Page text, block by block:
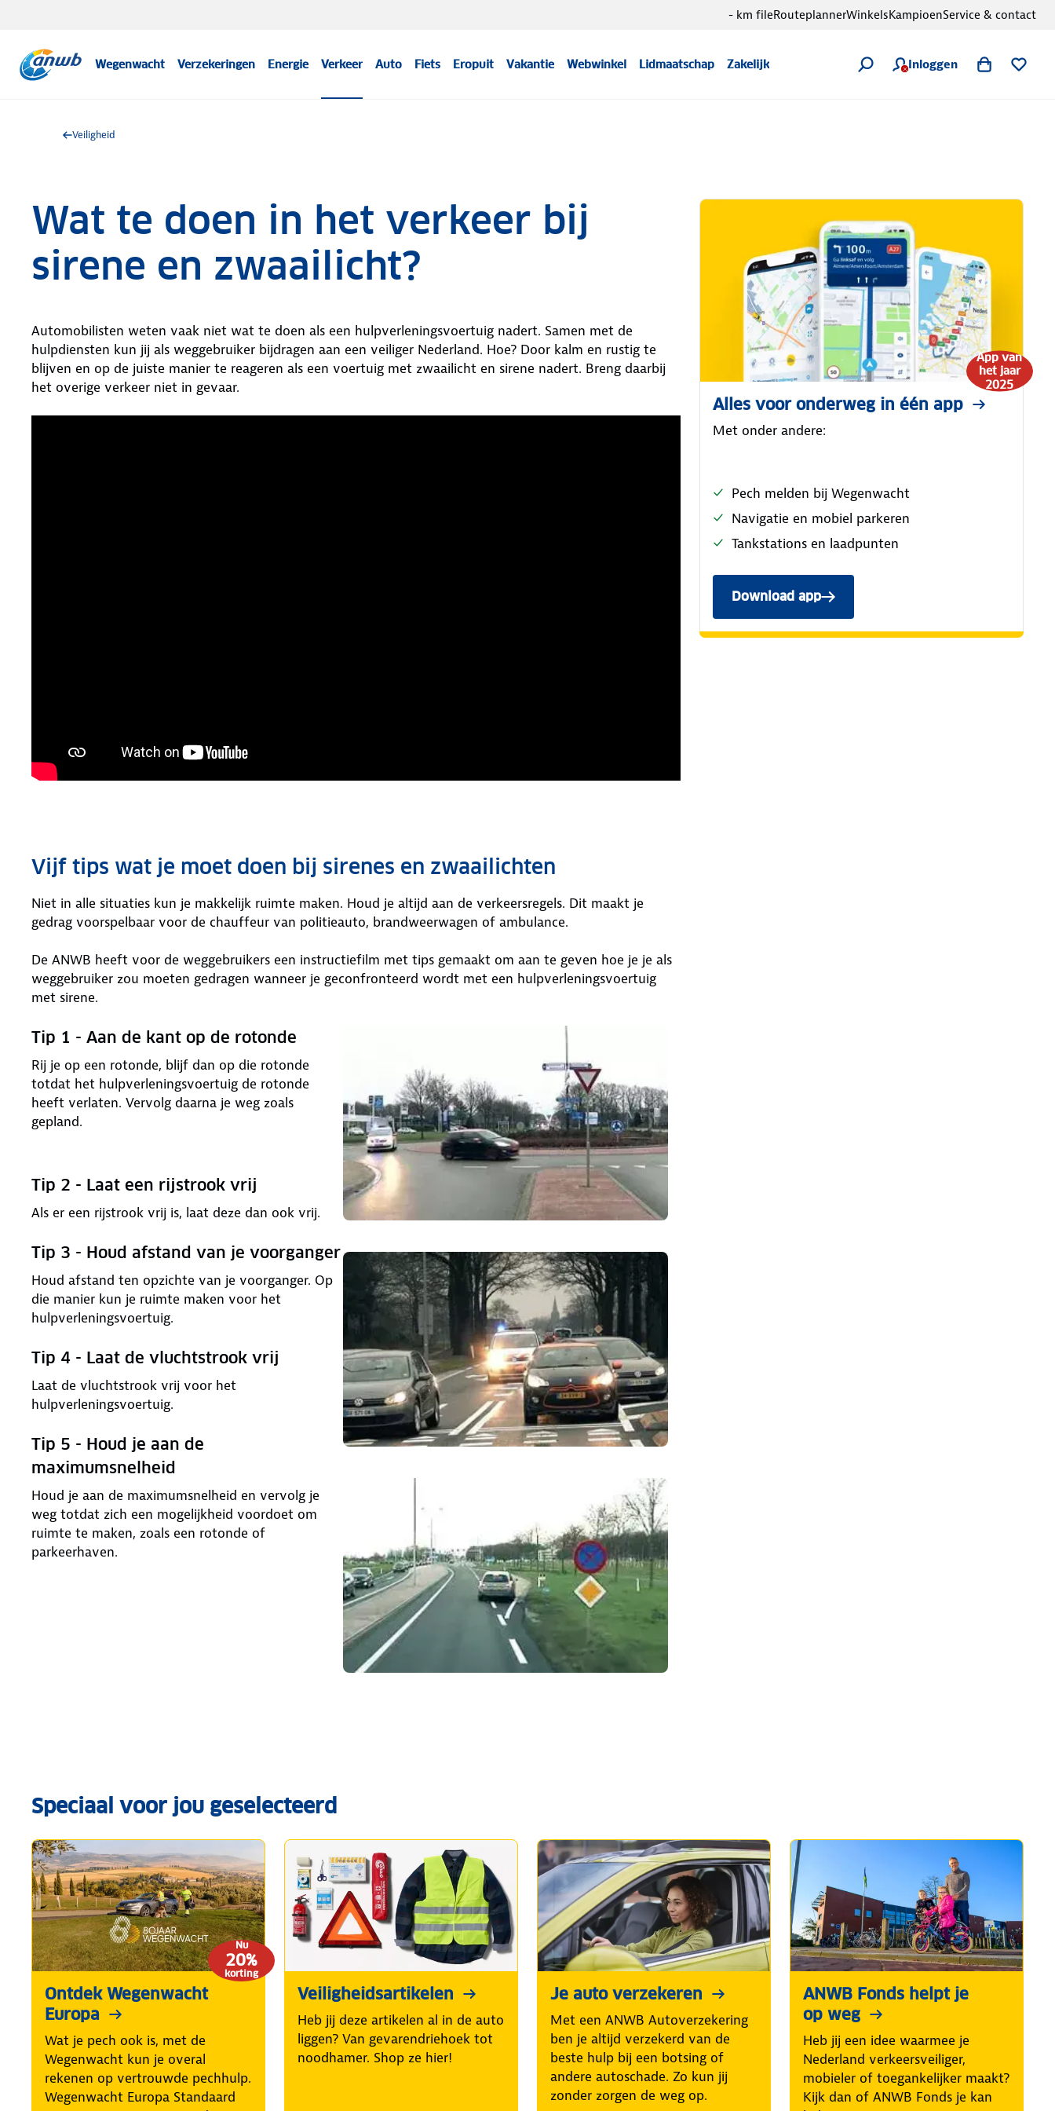
Wegenwacht Verzekeringen Energie Verkeer Auto Fiets Eropuit Vakantie Webwinkel Lidmaatschap Zakelijk Inloggen
- km fileRouteplannerWinkelsKampioenService & contact
Veiligheid
Wat te doen in het verkeer bij
sirene en zwaailicht?
Automobilisten weten vaak niet wat te doen als een hulpverleningsvoertuig nadert. Samen met de
hulpdiensten kun jij als weggebruiker bijdragen aan een veiliger Nederland. Hoe? Door kalm en rustig te
blijven en op de juiste manier te reageren als een voertuig met zwaailicht en sirene nadert. Breng daarbij
het overige verkeer niet in gevaar.
Vijf tips wat je moet doen bij sirenes en zwaailichten
Niet in alle situaties kun je makkelijk ruimte maken. Houd je altijd aan de verkeersregels. Dit maakt je
gedrag voorspelbaar voor de chauffeur van politieauto, brandweerwagen of ambulance.
De ANWB heeft voor de weggebruikers een instructiefilm met tips gemaakt om aan te geven hoe je je als
weggebruiker zou moeten gedragen wanneer je geconfronteerd wordt met een hulpverleningsvoertuig
met sirene.
Tip 1 - Aan de kant op de rotonde
Rij je op een rotonde, blijf dan op die rotonde
totdat het hulpverleningsvoertuig de rotonde
heeft verlaten. Vervolg daarna je weg zoals
gepland.
Tip 2 - Laat een rijstrook vrij
Als er een rijstrook vrij is, laat deze dan ook vrij.
Tip 3 - Houd afstand van je voorganger
Houd afstand ten opzichte van je voorganger. Op
die manier kun je ruimte maken voor het
hulpverleningsvoertuig.
Tip 4 - Laat de vluchtstrook vrij
Laat de vluchtstrook vrij voor het
hulpverleningsvoertuig.
Tip 5 - Houd je aan de
maximumsnelheid
Houd je aan de maximumsnelheid en vervolg je
weg totdat zich een mogelijkheid voordoet om
ruimte te maken, zoals een rotonde of
parkeerhaven.
App van
het jaar
2025
Alles voor onderweg in één app
Met onder andere:
Pech melden bij Wegenwacht
Navigatie en mobiel parkeren
Tankstations en laadpunten
Download app
Speciaal voor jou geselecteerd
Nu
20%
korting
Ontdek Wegenwacht
Europa
Wat je pech ook is, met de
Wegenwacht kun je overal
rekenen op vertrouwde pechhulp.
Wegenwacht Europa Standaard
Veiligheidsartikelen
Heb jij deze artikelen al in de auto
liggen? Van gevarendriehoek tot
noodhamer. Shop ze hier!
Je auto verzekeren
Met een ANWB Autoverzekering
ben je altijd verzekerd van de
beste hulp bij een botsing of
andere autoschade. Zo kun jij
zonder zorgen de weg op.
ANWB Fonds helpt je
op weg
Heb jij een idee waarmee je
Nederland verkeersveiliger,
mobieler of toegankelijker maakt?
Kijk dan of ANWB Fonds je kan